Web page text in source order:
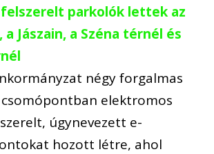
parkolók lettek az
Jászain, a Széna térnél és
négy forgalmas
csomópontban elektromos
úgynevezett e-
hozott létre, ahol